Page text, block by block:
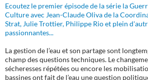
Ecoutez le premier épisode de la série la
Culture avec Jean-Claude Oliva de la
Strat, Julie Trottier, Philippe Rio et plein
passionnantes...
La gestion de l’eau et son partage sont
champ des questions techniques. Le
sécheresses répétées ou encore les
bassines ont fait de l’eau une question